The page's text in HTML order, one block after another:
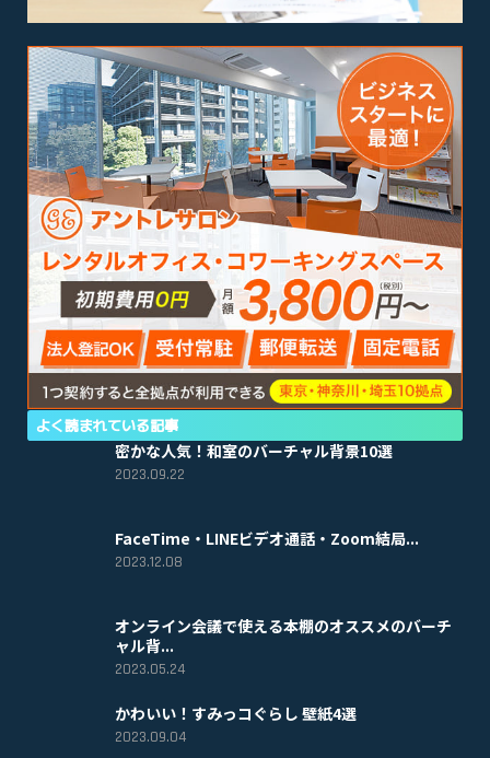
よく読まれている記事
密かな人気！和室のバーチャル背景10選
2023.09.22
FaceTime・LINEビデオ通話・Zoom結局...
2023.12.08
オンライン会議で使える本棚のオススメのバーチ
ャル背...
2023.05.24
かわいい！すみっコぐらし 壁紙4選
2023.09.04